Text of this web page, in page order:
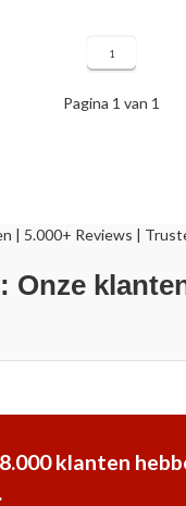
Pagina 1 van 1
1
| 5.000+ Reviews |
Onze
klanten